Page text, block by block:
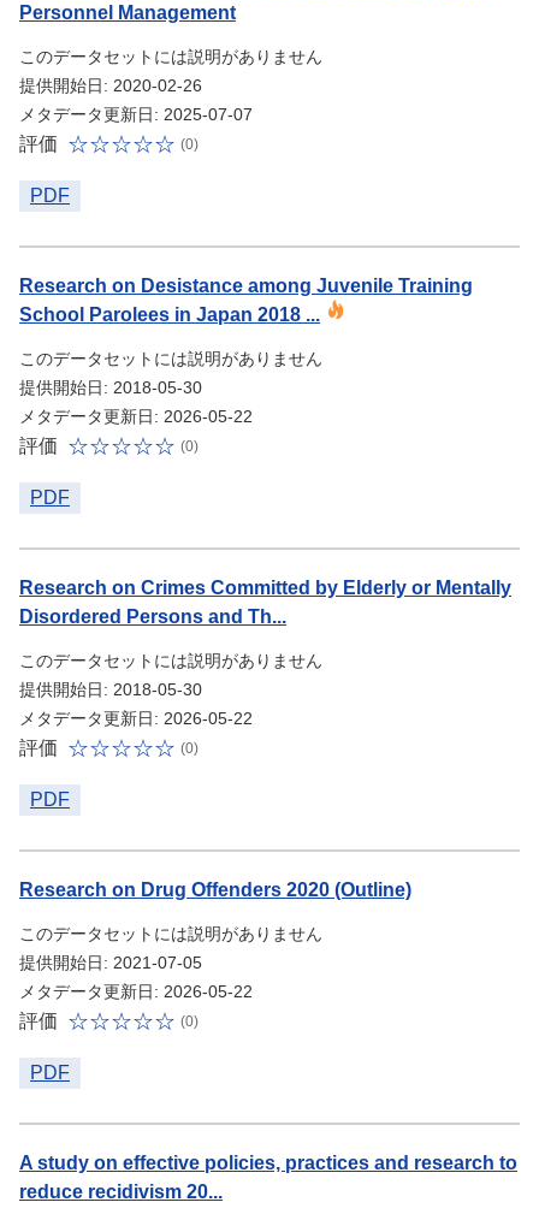
Personnel Management
このデータセットには説明がありません
提供開始日: 2020-02-26
メタデータ更新日: 2025-07-07
評価 (0)
PDF
Research on Desistance among Juvenile Training
School Parolees in Japan 2018 ...
このデータセットには説明がありません
提供開始日: 2018-05-30
メタデータ更新日: 2026-05-22
評価 (0)
PDF
Research on Crimes Committed by Elderly or Mentally
Disordered Persons and Th...
このデータセットには説明がありません
提供開始日: 2018-05-30
メタデータ更新日: 2026-05-22
評価 (0)
PDF
Research on Drug Offenders 2020 (Outline)
このデータセットには説明がありません
提供開始日: 2021-07-05
メタデータ更新日: 2026-05-22
評価 (0)
PDF
A study on effective policies, practices and research to
reduce recidivism 20...